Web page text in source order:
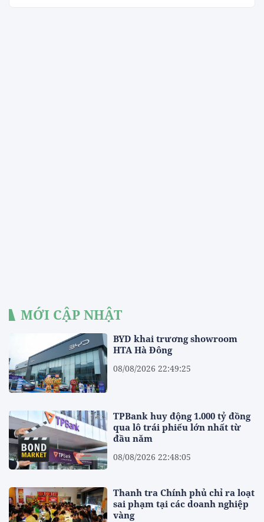
MỚI CẬP NHẬT
BYD khai trương showroom
HTA Hà Đông
08/08/2026 22:49:25
TPBank huy động 1.000 tỷ đồng
qua lô trái phiếu lớn nhất từ
đầu năm
08/08/2026 22:48:05
Thanh tra Chính phủ chỉ ra loạt
sai phạm tại các doanh nghiệp
vàng